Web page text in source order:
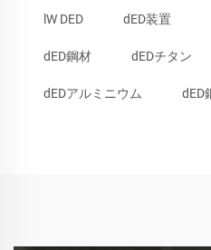
lW DED dED装置
dED鋼材 dEDチタン
dEDアルミニウム dED